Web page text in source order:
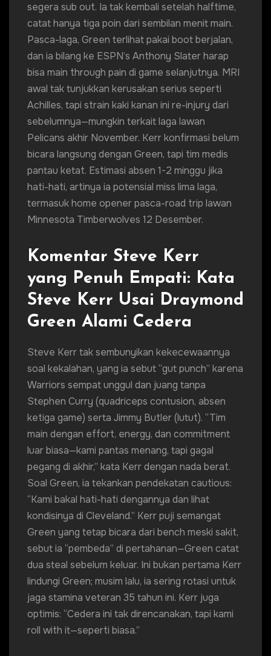
segera sub out. Ia tak kembali setelah halftime,
catat hanya tiga poin dari sembilan menit main.
Pasca-laga, Green terlihat pakai boot berjalan,
dan ia bilang ke ESPN’s Anthony Slater harap
bisa main through pain di game selanjutnya. MRI
awal tak tunjukkan kerusakan serius seperti
Achilles, tapi strain kaki kanan ini re-injury dari
sebelumnya—mungkin terkait laga lawan
Pelicans akhir November. Kerr konfirmasi belum
bicara langsung dengan Green, tapi tim medis
pantau ketat. Estimasi absen 1-2 minggu jika
hati-hati, artinya ia potensial miss lima laga,
termasuk home opener pasca-road trip lawan
Minnesota Timberwolves 12 Desember.
Komentar Steve Kerr
yang Penuh Empati: Kata
Steve Kerr Usai Draymond
Green Alami Cedera
Steve Kerr tak sembunyikan kekecewaannya
soal kekalahan, yang ia sebut “gut punch” karena
Warriors sempat unggul dan juang tanpa
Stephen Curry (quadriceps contusion, absen
ketiga game) serta Jimmy Butler (lutut). “Tim
main dengan effort, energy, dan commitment
luar biasa—kami pantas menang, tapi gagal
pegang di akhir,” kata Kerr dengan nada berat.
Soal Green, ia tekankan pendekatan cautious:
“Kami bakal hati-hati dengannya dan lihat
kondisinya di Cleveland.” Kerr puji semangat
Green yang tetap bicara dari bench meski sakit,
sebut ia “pembeda” di pertahanan—Green catat
dua steal sebelum keluar. Ini bukan pertama Kerr
lindungi Green; musim lalu, ia sering rotasi untuk
jaga stamina veteran 35 tahun ini. Kerr juga
optimis: “Cedera ini tak direncanakan, tapi kami
roll with it—seperti biasa.”